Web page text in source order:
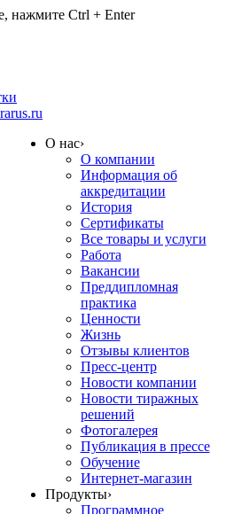
нажмите Ctrl + Enter
О нас›
О компании
Информация об
аккредитации
История
Сертификаты
Все товары и услуги
Работа
Вакансии
Преддипломная
практика
Ценности
Жизнь
Отзывы клиентов
Пресс-центр
Новости компании
Новости тиражных
решений
Фотогалерея
Публикация в прессе
Обучение
Интернет-магазин
Продукты›
Программное